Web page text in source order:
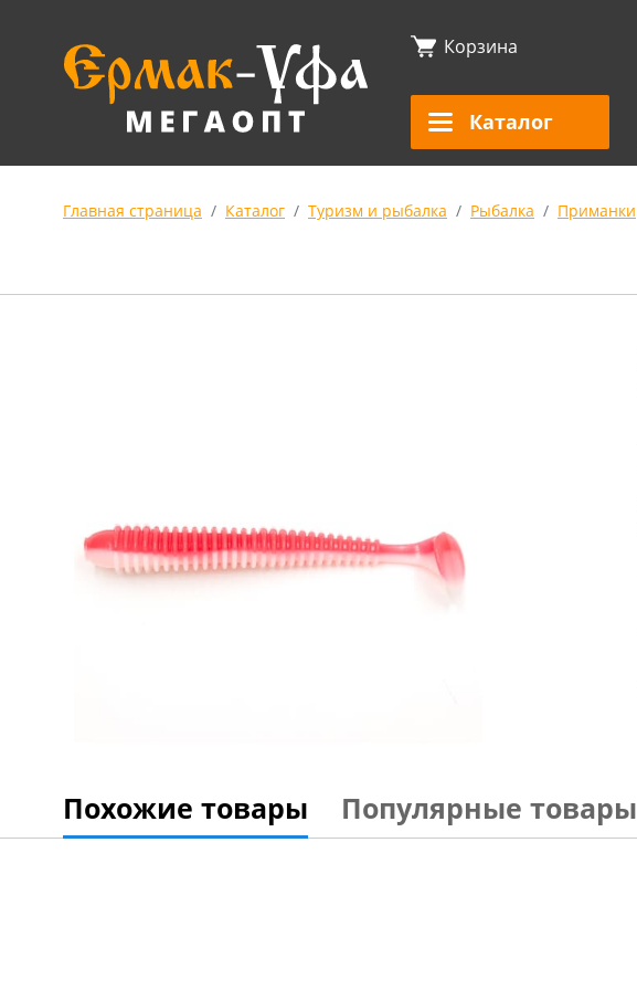
Корзина
Каталог
Главная страница Каталог Туризм и рыбалка Рыбалка Приманки
Похожие товары Популярные товары